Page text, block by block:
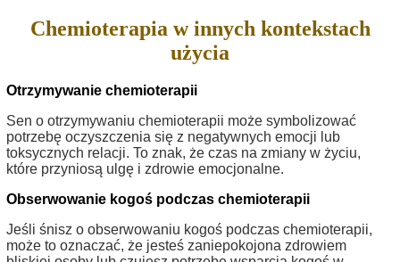
Chemioterapia w innych kontekstach
użycia
Otrzymywanie chemioterapii
Sen o otrzymywaniu chemioterapii może symbolizować
potrzebę oczyszczenia się z negatywnych emocji lub
toksycznych relacji. To znak, że czas na zmiany w życiu,
które przyniosą ulgę i zdrowie emocjonalne.
Obserwowanie kogoś podczas chemioterapii
Jeśli śnisz o obserwowaniu kogoś podczas chemioterapii,
może to oznaczać, że jesteś zaniepokojona zdrowiem